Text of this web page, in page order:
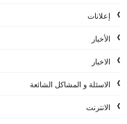
إعلانات
الأخبار
الاخبار
الاسئلة و المشاكل الشائعة
الانترنت